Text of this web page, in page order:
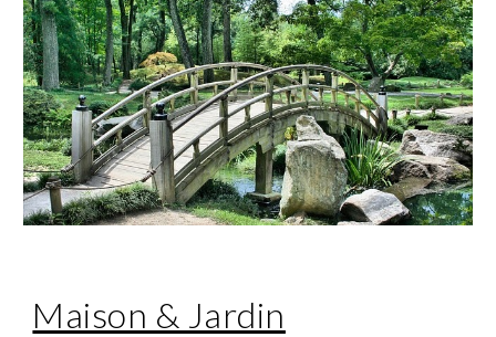
Maison & Jardin